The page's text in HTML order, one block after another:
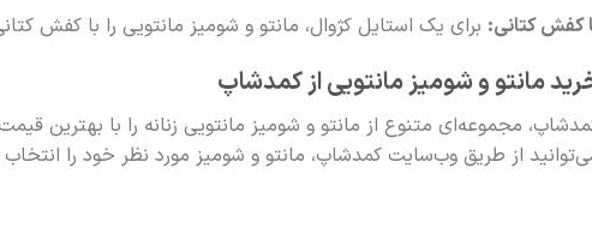
کفش کتانی: برای یک استایل کژوال، مانتو و شومیز مانتویی را با کفش
مانتو و شومیز مانتویی از کمدشاپ
مجموعه‌ای متنوع از مانتو و شومیز مانتویی زنانه را با بهترین
از طریق وب‌سایت کمدشاپ، مانتو و شومیز مورد نظر خود را انتخاب